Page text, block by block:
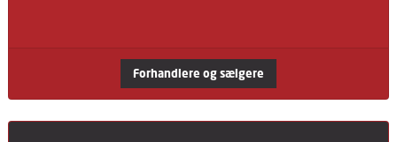
Forhandlere og sælgere